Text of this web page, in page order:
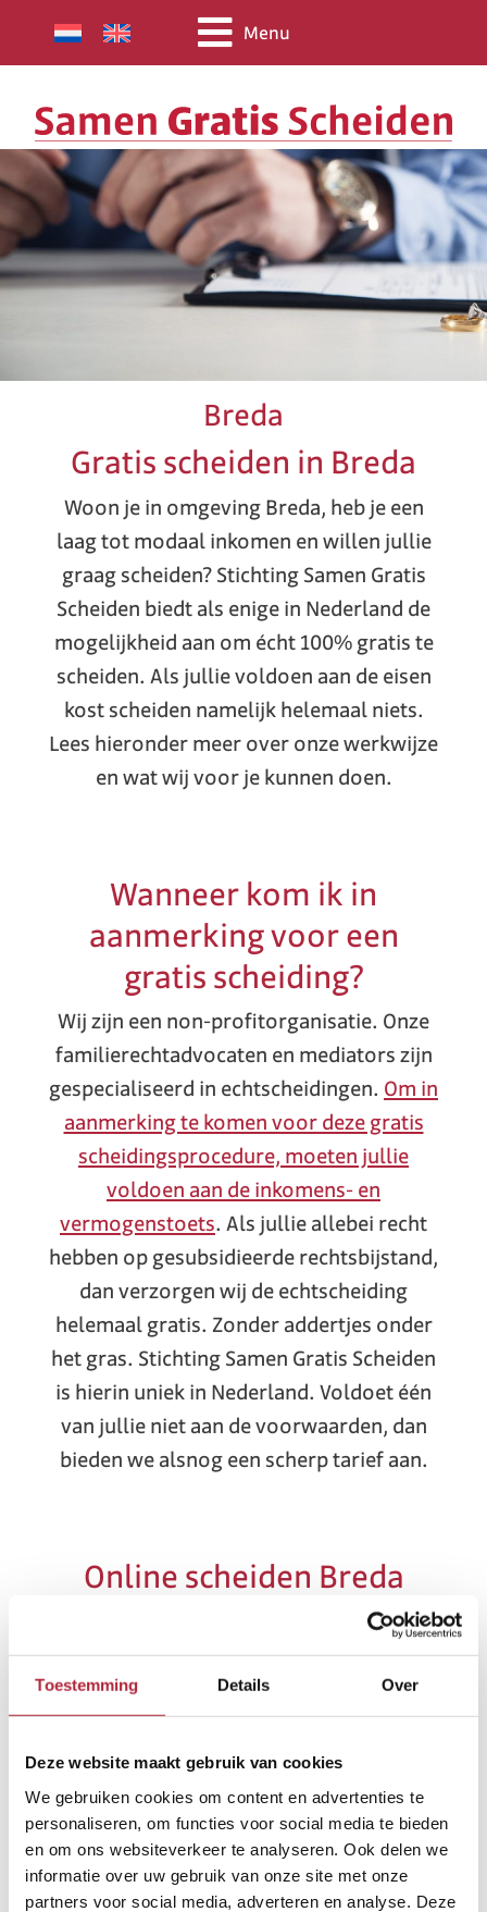
Toestemming Details Over
Deze website maakt gebruik van cookies
We gebruiken cookies om content en advertenties te
personaliseren, om functies voor social media te bieden
en om ons websiteverkeer te analyseren. Ook delen we
informatie over uw gebruik van onze site met onze
partners voor social media, adverteren en analyse. Deze
Menu
Breda
Gratis scheiden in Breda
Woon je in omgeving Breda, heb je een
laag tot modaal inkomen en willen jullie
graag scheiden? Stichting Samen Gratis
Scheiden biedt als enige in Nederland de
mogelijkheid aan om écht 100% gratis te
scheiden. Als jullie voldoen aan de eisen
kost scheiden namelijk helemaal niets.
Lees hieronder meer over onze werkwijze
en wat wij voor je kunnen doen.
Wanneer kom ik in
aanmerking voor een
gratis scheiding?
Wij zijn een non-profitorganisatie. Onze
familierechtadvocaten en mediators zijn
gespecialiseerd in echtscheidingen. Om in
aanmerking te komen voor deze gratis
scheidingsprocedure, moeten jullie
voldoen aan de inkomens- en
vermogenstoets. Als jullie allebei recht
hebben op gesubsidieerde rechtsbijstand,
dan verzorgen wij de echtscheiding
helemaal gratis. Zonder addertjes onder
het gras. Stichting Samen Gratis Scheiden
is hierin uniek in Nederland. Voldoet één
van jullie niet aan de voorwaarden, dan
bieden we alsnog een scherp tarief aan.
Online scheiden Breda
Bij Samen Gratis Scheiden bieden we jullie
de optie om volledigonline te scheiden.
In dat geval vinden onze gesprekken
plaats via een videoverbinding. Jullie
spreken onze mediator dan vanuit de
eigen vertrouwde omgeving. Liever een
persoonlijke bespreking op één van onze
kantoren of aan huis? Dat kan ook. Wij
zijn werkzaam door heel Nederland.